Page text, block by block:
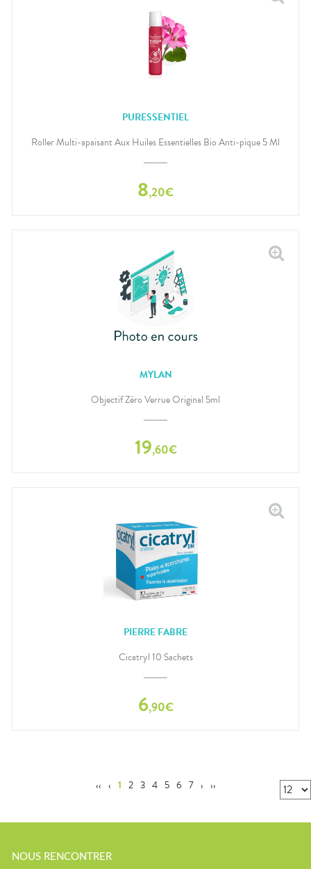
PURESSENTIEL
Roller Multi-apaisant Aux Huiles Essentielles Bio Anti-pique 5 Ml
8,20€
MYLAN
Objectif Zéro Verrue Original 5ml
19,60€
PIERRE FABRE
Cicatryl 10 Sachets
6,90€
‹‹ ‹ 1 2 3 4 5 6 7 › ››
NOUS RENCONTRER